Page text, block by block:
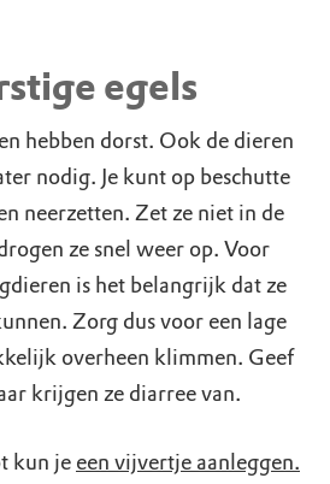
egels
hebben dorst. Ook de dieren
nodig. Je kunt op beschutte
neerzetten. Zet ze niet in de
ze snel weer op. Voor
is het belangrijk dat ze
Zorg dus voor een lage
overheen klimmen. Geef
krijgen ze diarree van.
kun je een vijvertje aanleggen.